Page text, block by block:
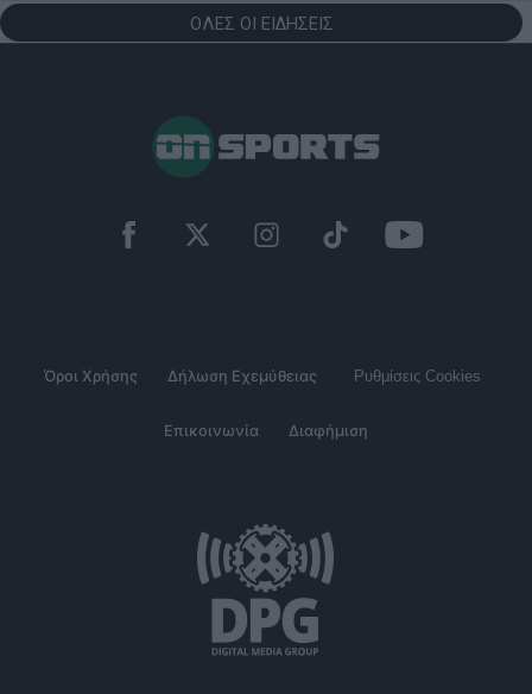
ΟΛΕΣ ΟΙ ΕΙΔΗΣΕΙΣ
Όροι Χρήσης Δήλωση Εχεμύθειας Ρυθμίσεις Cookies
Επικοινωνία Διαφήμιση